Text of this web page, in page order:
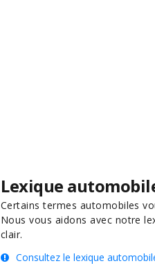
Lexique
Certains termes automobiles
Nous vous aidons avec notre
clair.
Consultez le lexique